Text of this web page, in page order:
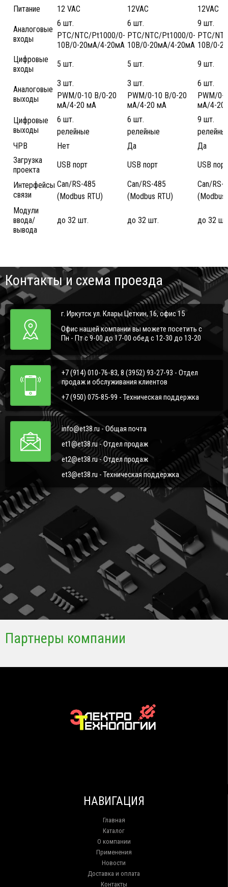
Питание
12 VAC 12VAC 12VAC
Аналоговые
входы
6 шт.
PTC/NTC/Pt1000/0-
10В/0-20мА/4-20мА
6 шт.
PTC/NTC/Pt1000/0-
10В/0-20мА/4-20мА
9 шт.
PTC/
10В/0-
Цифровые
входы
5 шт. 5 шт. 9 шт.
Аналоговые
выходы
3 шт.
PWM/0-10 В/0-20
мА/4-20 мА
3 шт.
PWM/0-10 В/0-20
мА/4-20 мА
6 шт.
PWM/0-
мА/4-20
Цифровые
выходы
6 шт.
релейные
6 шт.
релейные
9 шт.
ЧРВ
Нет Да
Да
Загрузка
проекта
USB порт USB порт USB порт
Интерфейсы
связи
Can/RS-485
(Modbus RTU)
Can/RS-485
(Modbus RTU)
Can/RS-
(Modbus
Модули
ввода/
вывода
до 32 шт. до 32 шт. до 32
Контакты и схема проезда
г. Иркутск ул. Клары Цеткин, 16, офис 15
Офис нашей компании вы можете посетить с
Пн - Пт с 9-00 до 17-00 обед с 12-30 до 13-20
+7 (914) 010-76-83, 8 (3952) 93-27-93 - Отдел
продаж и обслуживания клиентов
+7 (950) 075-85-99 - Техническая поддержка
info@et38.ru - Общая почта
et1@et38.ru - Отдел продаж
et2@et38.ru - Отдел продаж
et3@et38.ru - Техническая поддержка
Партнеры компании
НАВИГАЦИЯ
Главная
Каталог
О компании
Применения
Новости
Доставка и оплата
Контакты